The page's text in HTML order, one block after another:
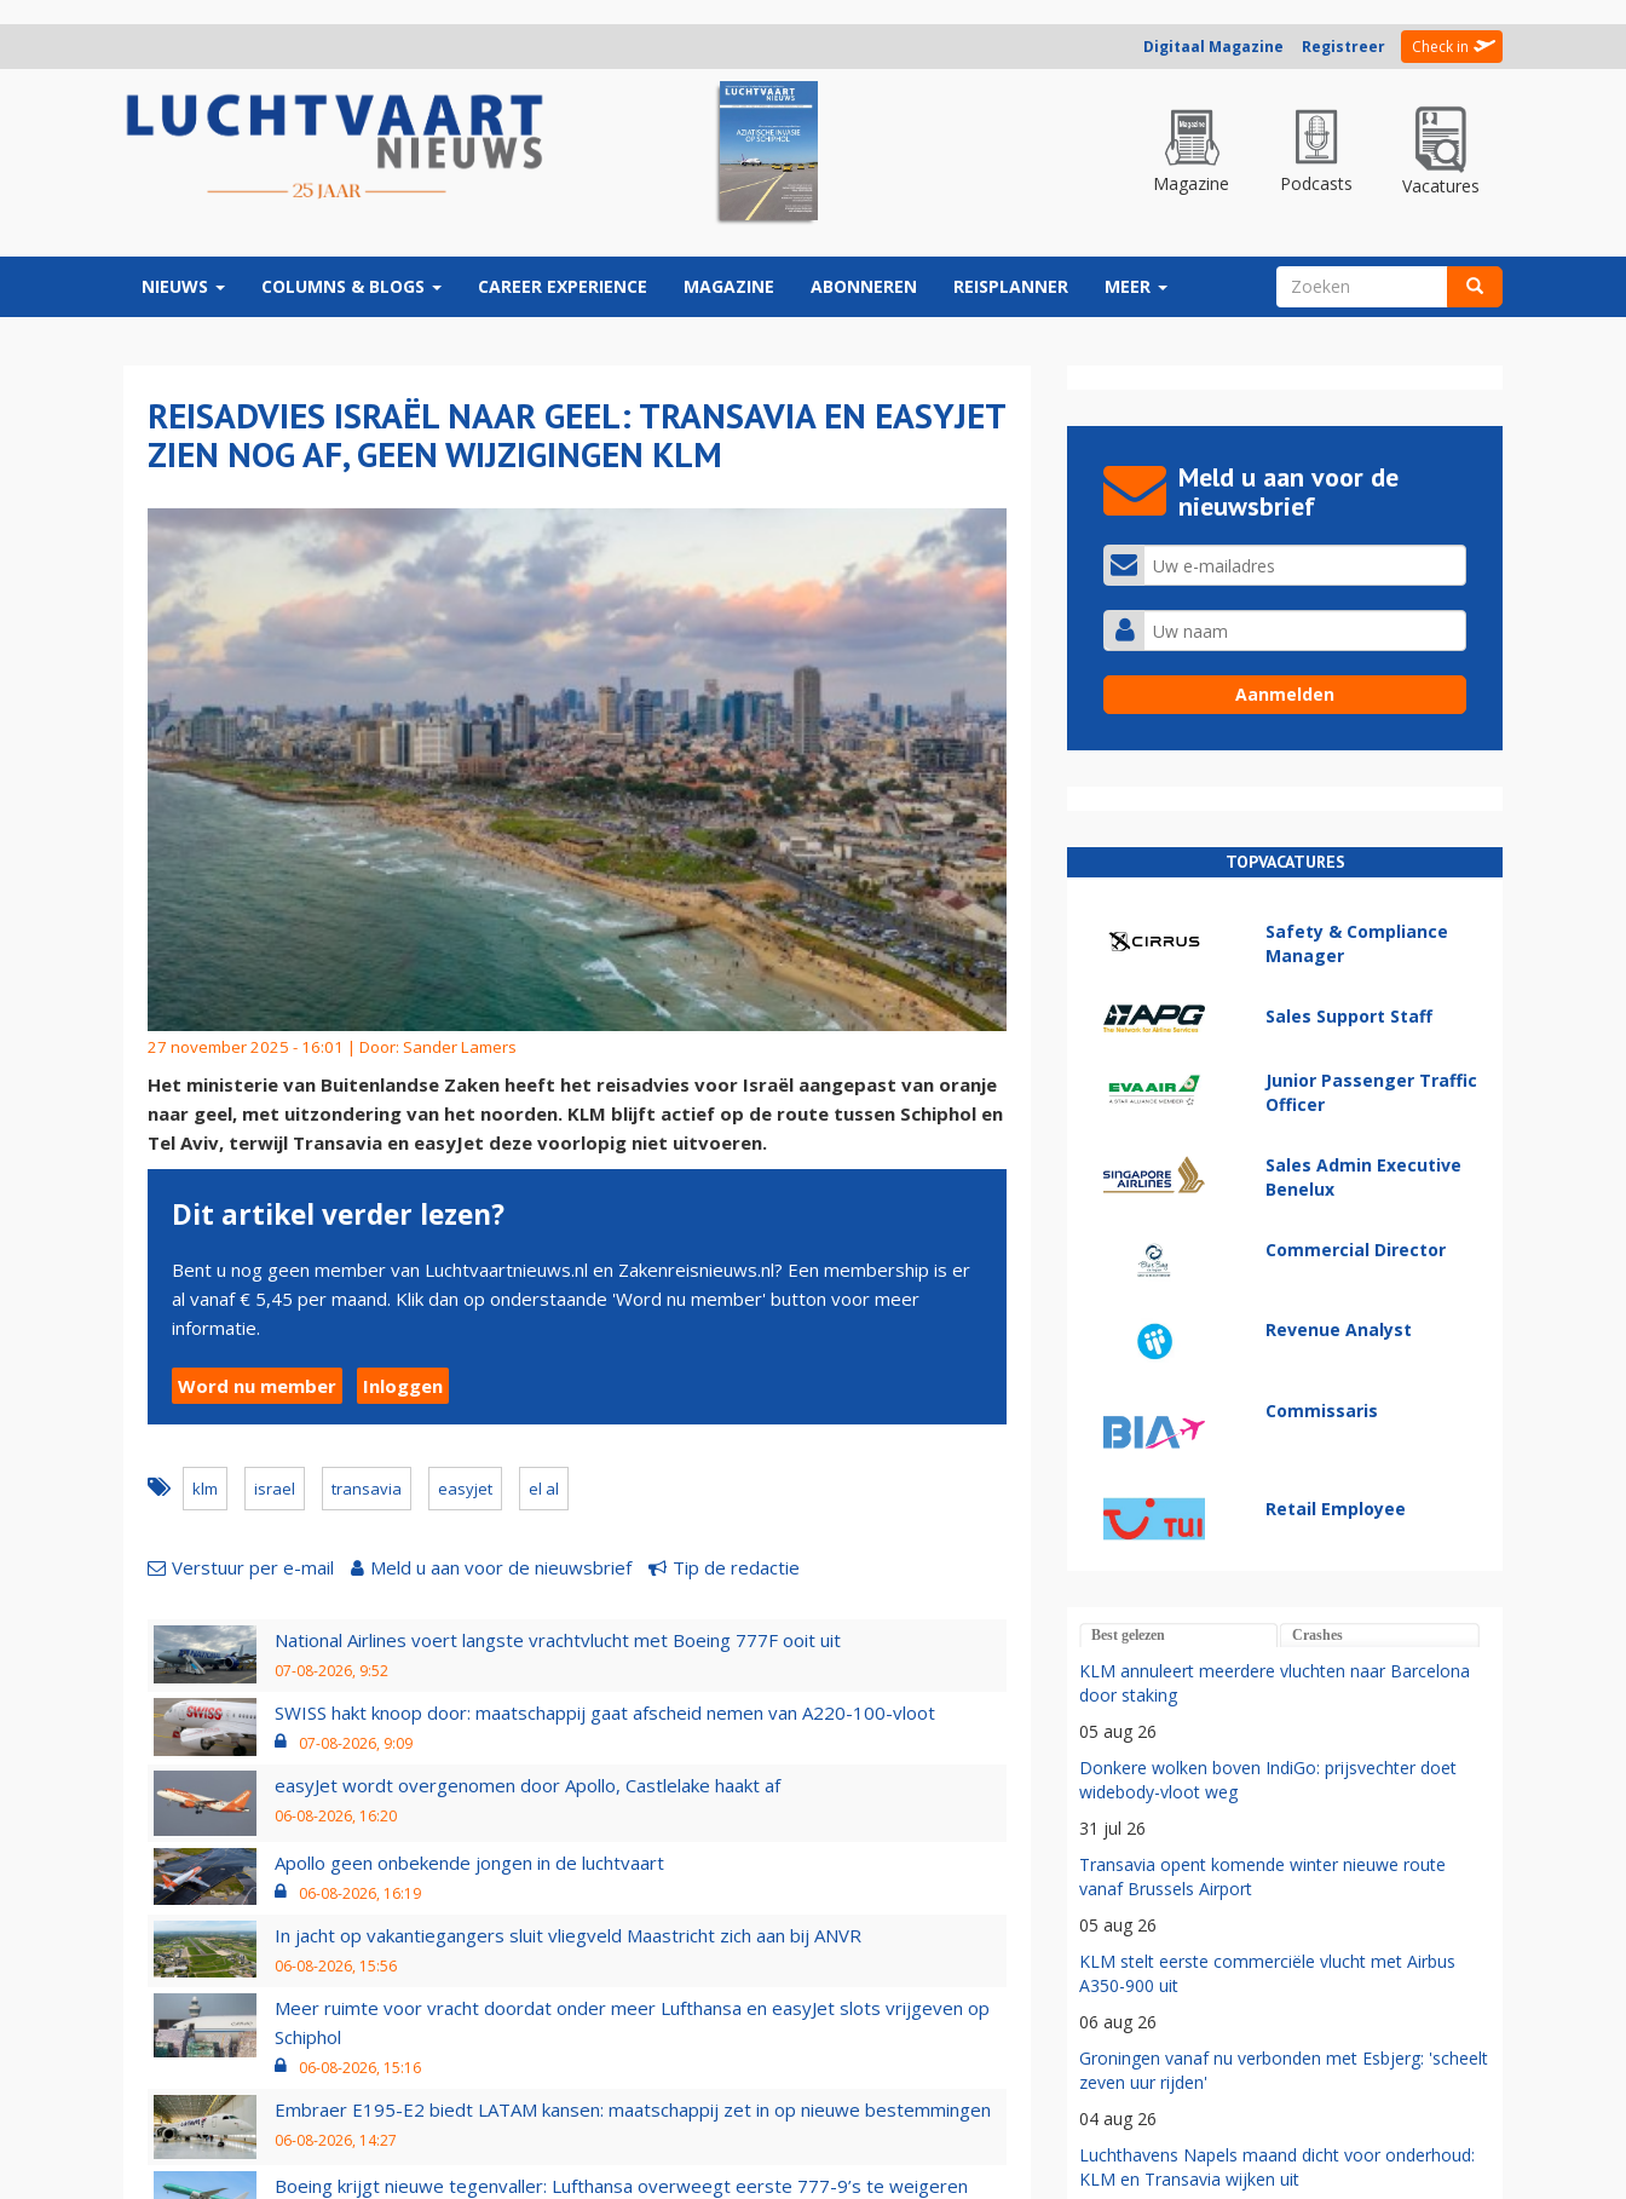
Digitaal Magazine Registreer Check in
Magazine Podcasts Vacatures
NIEUWS COLUMNS & BLOGS CAREER EXPERIENCE MAGAZINE ABONNEREN REISPLANNER MEER ZOEKVELD
REISADVIES ISRAËL NAAR GEEL: TRANSAVIA EN EASYJET
ZIEN NOG AF, GEEN WIJZIGINGEN KLM
27 november 2025 - 16:01 | Door: Sander Lamers
Het ministerie van Buitenlandse Zaken heeft het reisadvies voor Israël aangepast van oranje
naar geel, met uitzondering van het noorden. KLM blijft actief op de route tussen Schiphol en
Tel Aviv, terwijl Transavia en easyJet deze voorlopig niet uitvoeren.
Dit artikel verder lezen?
Bent u nog geen member van Luchtvaartnieuws.nl en Zakenreisnieuws.nl? Een membership is er
al vanaf € 5,45 per maand. Klik dan op onderstaande 'Word nu member' button voor meer
informatie.
Word nu member Inloggen
klm israel transavia easyjet el al
Verstuur per e-mail Meld u aan voor de nieuwsbrief Tip de redactie
National Airlines voert langste vrachtvlucht met Boeing 777F ooit uit
07-08-2026, 9:52
SWISS hakt knoop door: maatschappij gaat afscheid nemen van A220-100-vloot
07-08-2026, 9:09
easyJet wordt overgenomen door Apollo, Castlelake haakt af
06-08-2026, 16:20
Apollo geen onbekende jongen in de luchtvaart
06-08-2026, 16:19
In jacht op vakantiegangers sluit vliegveld Maastricht zich aan bij ANVR
06-08-2026, 15:56
Meer ruimte voor vracht doordat onder meer Lufthansa en easyJet slots vrijgeven op
Schiphol
06-08-2026, 15:16
Embraer E195-E2 biedt LATAM kansen: maatschappij zet in op nieuwe bestemmingen
06-08-2026, 14:27
Boeing krijgt nieuwe tegenvaller: Lufthansa overweegt eerste 777-9’s te weigeren
Meld u aan voor de
nieuwsbrief
TOPVACATURES
Safety & Compliance
Manager
Sales Support Staff
Junior Passenger Traffic
Officer
Sales Admin Executive
Benelux
Commercial Director
Revenue Analyst
Commissaris
Retail Employee
Best gelezen Crashes
KLM annuleert meerdere vluchten naar Barcelona
door staking
05 aug 26
Donkere wolken boven IndiGo: prijsvechter doet
widebody-vloot weg
31 jul 26
Transavia opent komende winter nieuwe route
vanaf Brussels Airport
05 aug 26
KLM stelt eerste commerciële vlucht met Airbus
A350-900 uit
06 aug 26
Groningen vanaf nu verbonden met Esbjerg: 'scheelt
zeven uur rijden'
04 aug 26
Luchthavens Napels maand dicht voor onderhoud:
KLM en Transavia wijken uit